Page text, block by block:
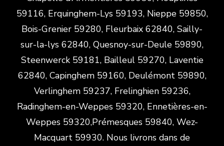
59116, Erquinghem-Lys 59193, Nieppe 59850,
Bois-Grenier 59280, Fleurbaix 62840, Sailly-
sur-la-lys 62840, Quesnoy-sur-Deule 59890,
Steenwerck 59181, Bailleul 59270, Laventie
62840, Capinghem 59160, Deulémont 59890,
Verlinghem 59237, Frelinghien 59236,
Radinghem-en-Weppes 59320, Ennetières-en-
Weppes 59320,Prémesques 59840, Wez-
Macquart 59930. Nous livrons dans de